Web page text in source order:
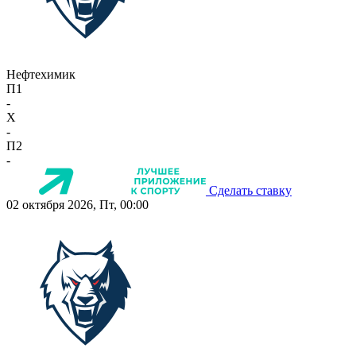
Нефтехимик
П1
-
X
-
П2
-
Сделать ставку
02 октября 2026, Пт, 00:00